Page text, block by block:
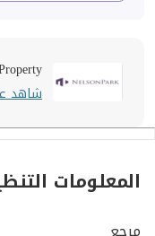
شاهد
المعلومات